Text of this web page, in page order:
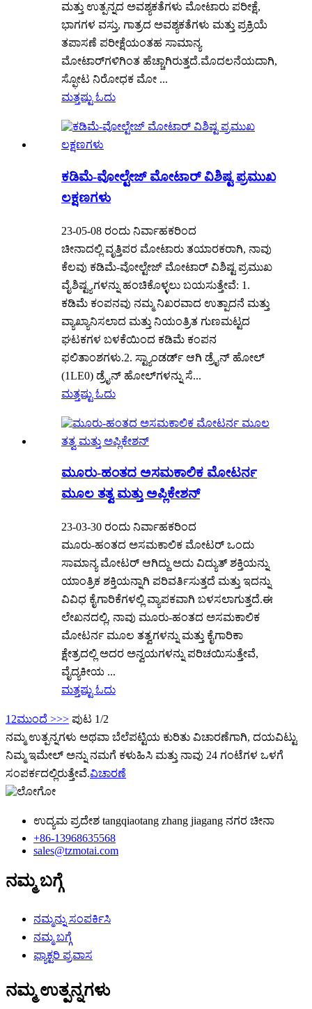
ಮತ್ತು ಉತ್ಪನ್ನದ ಅವಶ್ಯಕತೆಗಳು ಮೋಟಾರು ಪರೀಕ್ಷೆ,
ಭಾಗಗಳ ವಸ್ತು, ಗಾತ್ರದ ಅವಶ್ಯಕತೆಗಳು ಮತ್ತು ಪ್ರಕ್ರಿಯೆ
ತಪಾಸಣೆ ಪರೀಕ್ಷೆಯಂತಹ ಸಾಮಾನ್ಯ
ಮೋಟಾರ್‌ಗಳಿಗಿಂತ ಹೆಚ್ಚಾಗಿರುತ್ತದೆ.ಮೊದಲನೆಯದಾಗಿ,
ಸ್ಫೋಟ ನಿರೋಧಕ ಮೋ ...
ಮತ್ತಷ್ಟು ಓದು
ಕಡಿಮೆ-ವೋಲ್ಟೇಜ್ ಮೋಟಾರ್ ವಿಶಿಷ್ಟ ಪ್ರಮುಖ
ಲಕ್ಷಣಗಳು
23-05-08 ರಂದು ನಿರ್ವಾಹಕರಿಂದ
ಚೀನಾದಲ್ಲಿ ವೃತ್ತಿಪರ ಮೋಟಾರು ತಯಾರಕರಾಗಿ, ನಾವು
ಕೆಲವು ಕಡಿಮೆ-ವೋಲ್ಟೇಜ್ ಮೋಟಾರ್ ವಿಶಿಷ್ಟ ಪ್ರಮುಖ
ವೈಶಿಷ್ಟ್ಯಗಳನ್ನು ಹಂಚಿಕೊಳ್ಳಲು ಬಯಸುತ್ತೇವೆ: 1.
ಕಡಿಮೆ ಕಂಪನವು ನಮ್ಮ ನಿಖರವಾದ ಉತ್ಪಾದನೆ ಮತ್ತು
ವ್ಯಾಖ್ಯಾನಿಸಲಾದ ಮತ್ತು ನಿಯಂತ್ರಿತ ಗುಣಮಟ್ಟದ
ಘಟಕಗಳ ಬಳಕೆಯಿಂದ ಕಡಿಮೆ ಕಂಪನ
ಫಲಿತಾಂಶಗಳು.2. ಸ್ಟ್ಯಾಂಡರ್ಡ್ ಆಗಿ ಡ್ರೈನ್ ಹೋಲ್
(1LE0) ಡ್ರೈನ್ ಹೋಲ್‌ಗಳನ್ನು ಸೆ...
ಮತ್ತಷ್ಟು ಓದು
ಮೂರು-ಹಂತದ ಅಸಮಕಾಲಿಕ ಮೋಟರ್ನ
ಮೂಲ ತತ್ವ ಮತ್ತು ಅಪ್ಲಿಕೇಶನ್
23-03-30 ರಂದು ನಿರ್ವಾಹಕರಿಂದ
ಮೂರು-ಹಂತದ ಅಸಮಕಾಲಿಕ ಮೋಟರ್ ಒಂದು
ಸಾಮಾನ್ಯ ಮೋಟರ್ ಆಗಿದ್ದು ಅದು ವಿದ್ಯುತ್ ಶಕ್ತಿಯನ್ನು
ಯಾಂತ್ರಿಕ ಶಕ್ತಿಯನ್ನಾಗಿ ಪರಿವರ್ತಿಸುತ್ತದೆ ಮತ್ತು ಇದನ್ನು
ವಿವಿಧ ಕೈಗಾರಿಕೆಗಳಲ್ಲಿ ವ್ಯಾಪಕವಾಗಿ ಬಳಸಲಾಗುತ್ತದೆ.ಈ
ಲೇಖನದಲ್ಲಿ, ನಾವು ಮೂರು-ಹಂತದ ಅಸಮಕಾಲಿಕ
ಮೋಟರ್ನ ಮೂಲ ತತ್ವಗಳನ್ನು ಮತ್ತು ಕೈಗಾರಿಕಾ
ಕ್ಷೇತ್ರದಲ್ಲಿ ಅದರ ಅನ್ವಯಗಳನ್ನು ಪರಿಚಯಿಸುತ್ತೇವೆ,
ವೈದ್ಯಕೀಯ ...
ಮತ್ತಷ್ಟು ಓದು
1 2ಮುಂದೆ >>> ಪುಟ 1/2
ನಮ್ಮ ಉತ್ಪನ್ನಗಳು ಅಥವಾ ಬೆಲೆಪಟ್ಟಿಯ ಕುರಿತು ವಿಚಾರಣೆಗಾಗಿ, ದಯವಿಟ್ಟು
ನಿಮ್ಮ ಇಮೇಲ್ ಅನ್ನು ನಮಗೆ ಕಳುಹಿಸಿ ಮತ್ತು ನಾವು 24 ಗಂಟೆಗಳ ಒಳಗೆ
ಸಂಪರ್ಕದಲ್ಲಿರುತ್ತೇವೆ.ವಿಚಾರಣೆ
ಉದ್ಯಮ ಪ್ರದೇಶ tangqiaotang zhang jiagang ನಗರ ಚೀನಾ
+86-13968635568
sales@tzmotai.com
ನಮ್ಮ ಬಗ್ಗೆ
ನಮ್ಮನ್ನು ಸಂಪರ್ಕಿಸಿ
ನಮ್ಮ ಬಗ್ಗೆ
ಫ್ಯಾಕ್ಟರಿ ಪ್ರವಾಸ
ನಮ್ಮ ಉತ್ಪನ್ನಗಳು